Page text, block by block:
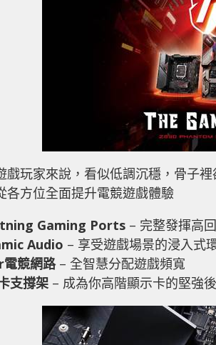
戲玩家來說，看似低調沉穩，骨子
各方位全面提升電競遊戲體驗
Gaming Ports – 完整發揮高
Audio – 享受遊戲場景的浸入式
競網路– 全智慧分配遊戲頻寬
支撐架 – 成為你高階顯示卡的堅強